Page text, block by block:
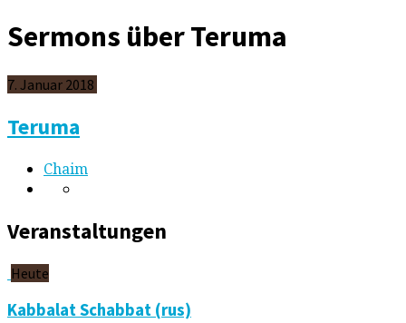
Sermons über Teruma
7. Januar 2018
Teruma
Chaim
Veranstaltungen
Heute
Kabbalat Schabbat (rus)